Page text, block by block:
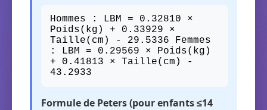
Hommes : LBM = 0.32810 ×
Poids(kg) + 0.33929 ×
Taille(cm) - 29.5336 Femmes
: LBM = 0.29569 × Poids(kg)
+ 0.41813 × Taille(cm) -
43.2933
Formule de Peters (pour enfants ≤14